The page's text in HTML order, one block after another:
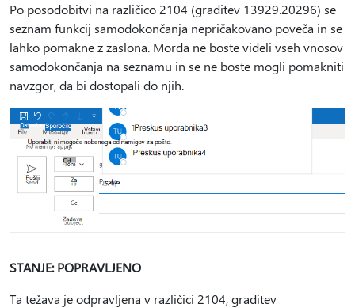
Po posodobitvi na različico 2104 (graditev 13929.20296) se
seznam funkcij samodokončanja nepričakovano poveča in se
lahko pomakne z zaslona. Morda ne boste videli vseh vnosov
samodokončanja na seznamu in se ne boste mogli pomakniti
navzgor, da bi dostopali do njih.
STANJE: POPRAVLJENO
Ta težava je odpravljena v različici 2104, graditev